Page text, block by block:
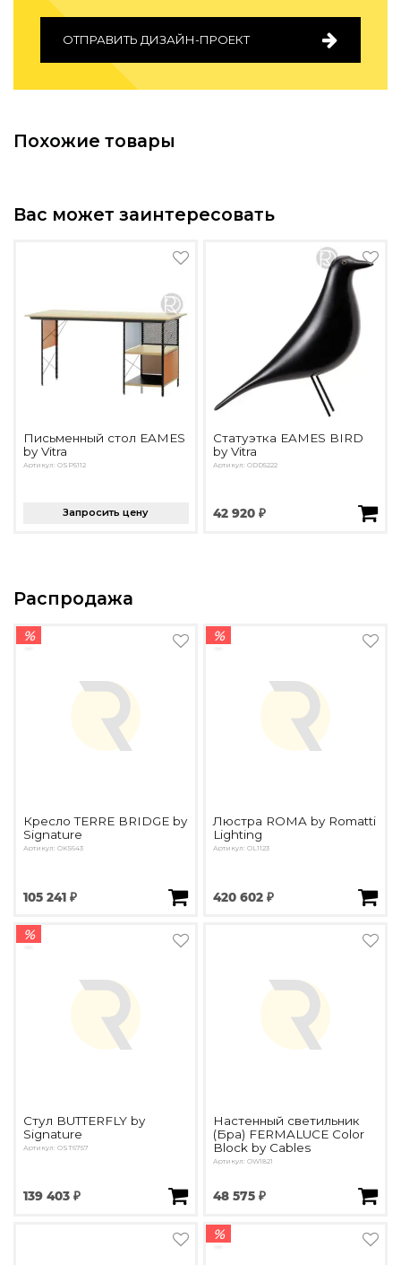
ОТПРАВИТЬ ДИЗАЙН-ПРОЕКТ
Похожие товары
Вас может заинтересовать
Письменный стол EAMES
by Vitra
Артикул: OSP5112
Запросить цену
Статуэтка EAMES BIRD
by Vitra
Артикул: ODD5222
42 920 ₽
Распродажа
%
Кресло TERRE BRIDGE by
Signature
Артикул: OK5643
105 241 ₽
%
Люстра ROMA by Romatti
Lighting
Артикул: OL1123
420 602 ₽
%
Стул BUTTERFLY by
Signature
Артикул: OST6757
139 403 ₽
Настенный светильник
(Бра) FERMALUCE Color
Block by Cables
Артикул: OW1821
48 575 ₽
%